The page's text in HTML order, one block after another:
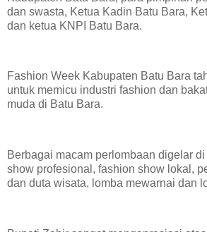
dan swasta, Ketua Kadin Batu Bara,
dan ketua KNPI Batu Bara.
Fashion Week Kabupaten Batu Bara
untuk memicu industri fashion dan
muda di Batu Bara.
Berbagai macam perlombaan digelar
show profesional, fashion show lokal,
dan duta wisata, lomba mewarnai dan